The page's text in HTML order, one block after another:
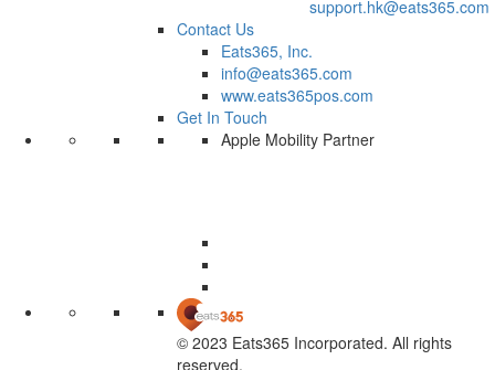
support.hk@eats365.com
Contact Us
Eats365, Inc.
info@eats365.com
www.eats365pos.com
Get In Touch
Apple Mobility Partner
© 2023 Eats365 Incorporated. All rights
reserved.